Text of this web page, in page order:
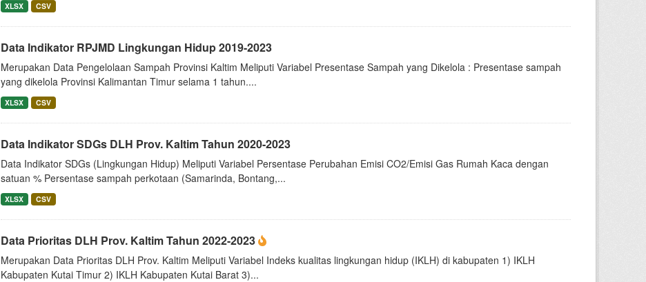
XLSX CSV
Data Indikator RPJMD Lingkungan Hidup 2019-2023
Merupakan Data Pengelolaan Sampah Provinsi Kaltim Meliputi Variabel Presentase Sampah yang Dikelola : Presentase sampah
yang dikelola Provinsi Kalimantan Timur selama 1 tahun....
XLSX CSV
Data Indikator SDGs DLH Prov. Kaltim Tahun 2020-2023
Data Indikator SDGs (Lingkungan Hidup) Meliputi Variabel Persentase Perubahan Emisi CO2/Emisi Gas Rumah Kaca dengan
satuan % Persentase sampah perkotaan (Samarinda, Bontang,...
XLSX CSV
Data Prioritas DLH Prov. Kaltim Tahun 2022-2023
Merupakan Data Prioritas DLH Prov. Kaltim Meliputi Variabel Indeks kualitas lingkungan hidup (IKLH) di kabupaten 1) IKLH
Kabupaten Kutai Timur 2) IKLH Kabupaten Kutai Barat 3)...